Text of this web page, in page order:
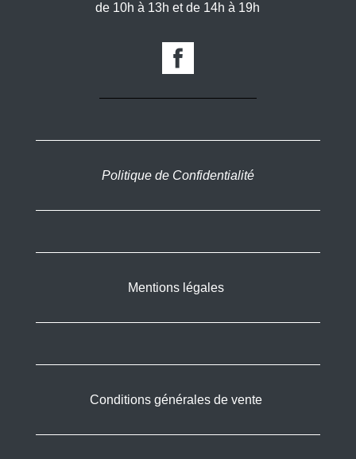
de 10h à 13h et de 14h à 19h
Politique de Confidentialité
Mentions légales
Conditions générales de vente